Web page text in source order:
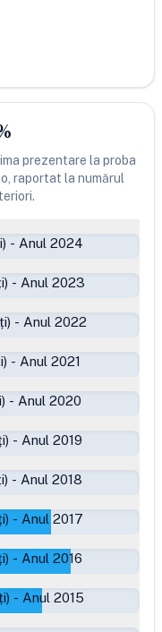
prezentare la proba
raportat la numărul
- Anul 2024
- Anul 2023
- Anul 2022
- Anul 2021
- Anul 2020
- Anul 2019
- Anul 2018
- Anul 2017
- Anul 2016
- Anul 2015